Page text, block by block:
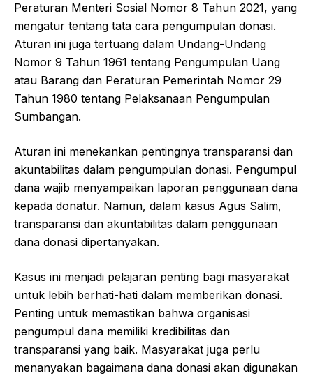
Peraturan Menteri Sosial Nomor 8 Tahun 2021, yang
mengatur tentang tata cara pengumpulan donasi.
Aturan ini juga tertuang dalam Undang-Undang
Nomor 9 Tahun 1961 tentang Pengumpulan Uang
atau Barang dan Peraturan Pemerintah Nomor 29
Tahun 1980 tentang Pelaksanaan Pengumpulan
Sumbangan.
Aturan ini menekankan pentingnya transparansi dan
akuntabilitas dalam pengumpulan donasi. Pengumpul
dana wajib menyampaikan laporan penggunaan dana
kepada donatur. Namun, dalam kasus Agus Salim,
transparansi dan akuntabilitas dalam penggunaan
dana donasi dipertanyakan.
Kasus ini menjadi pelajaran penting bagi masyarakat
untuk lebih berhati-hati dalam memberikan donasi.
Penting untuk memastikan bahwa organisasi
pengumpul dana memiliki kredibilitas dan
transparansi yang baik. Masyarakat juga perlu
menanyakan bagaimana dana donasi akan digunakan